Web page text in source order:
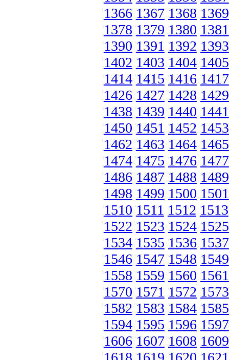
1366 1367 1368 1369
1378 1379 1380 1381
1390 1391 1392 1393
1402 1403 1404 1405
1414 1415 1416 1417
1426 1427 1428 1429
1438 1439 1440 1441
1450 1451 1452 1453
1462 1463 1464 1465
1474 1475 1476 1477
1486 1487 1488 1489
1498 1499 1500 1501
1510 1511 1512 1513
1522 1523 1524 1525
1534 1535 1536 1537
1546 1547 1548 1549
1558 1559 1560 1561
1570 1571 1572 1573
1582 1583 1584 1585
1594 1595 1596 1597
1606 1607 1608 1609